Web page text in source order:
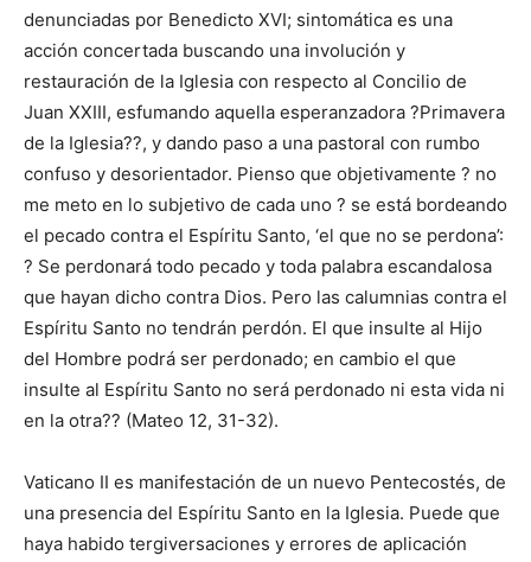
denunciadas por Benedicto XVI; sintomática es una
acción concertada buscando una involución y
restauración de la Iglesia con respecto al Concilio de
Juan XXIII, esfumando aquella esperanzadora ?Primavera
de la Iglesia??, y dando paso a una pastoral con rumbo
confuso y desorientador. Pienso que objetivamente ? no
me meto en lo subjetivo de cada uno ? se está bordeando
el pecado contra el Espíritu Santo, ‘el que no se perdona’:
? Se perdonará todo pecado y toda palabra escandalosa
que hayan dicho contra Dios. Pero las calumnias contra el
Espíritu Santo no tendrán perdón. El que insulte al Hijo
del Hombre podrá ser perdonado; en cambio el que
insulte al Espíritu Santo no será perdonado ni esta vida ni
en la otra?? (Mateo 12, 31-32).
Vaticano II es manifestación de un nuevo Pentecostés, de
una presencia del Espíritu Santo en la Iglesia. Puede que
haya habido tergiversaciones y errores de aplicación